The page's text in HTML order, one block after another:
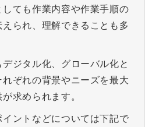
ても作業内容や作業手順の
られ、理解できることも多
ジタル化、グローバル化と
ぞれの背景やニーズを最大
求められます。
ントなどについては下記で